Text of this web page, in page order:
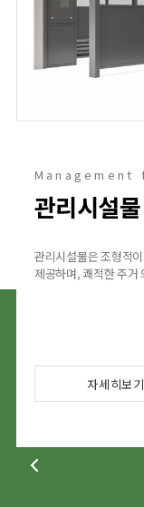
eco-
친환경시설
친환경 제품은 탄소중
지속가능한 환경을
자세히보기